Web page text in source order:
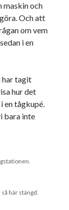
maskin och
Och att
om vem
i en
har tagit
hur det
en tågkupé.
bara inte
här stängd.